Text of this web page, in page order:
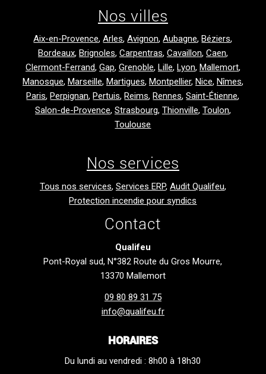
Nos villes
Aix-en-Provence,Arles,Avignon,Aubagne, Béziers,
Bordeaux, Brignoles, Carpentras, Cavaillon, Caen,
Clermont-Ferrand, Gap, Grenoble, Lille, Lyon, Mallemort,
Manosque, Marseille, Martigues, Montpellier, Nice, Nîmes,
Paris, Perpignan, Pertuis, Reims, Rennes,Saint-Étienne,
Salon-de-Provence, Strasbourg, Thionville, Toulon,
Toulouse
Nos services
Tous nos services, Services ERP, Audit Qualifeu,
Protection incendie pour syndics
Contact
Qualifeu
Pont-Royal sud, N°382 Route du Gros Mourre,
13370 Mallemort
09 80 89 31 75
info@qualifeu.fr
HORAIRES
Du lundi au vendredi : 8h00 à 18h30